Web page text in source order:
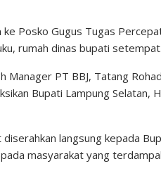
ke Posko Gugus Tugas
rumah dinas bupati setempat.
PT BBJ, Tatang
Bupati Lampung Selatan,
langsung kepada
masyarakat yang